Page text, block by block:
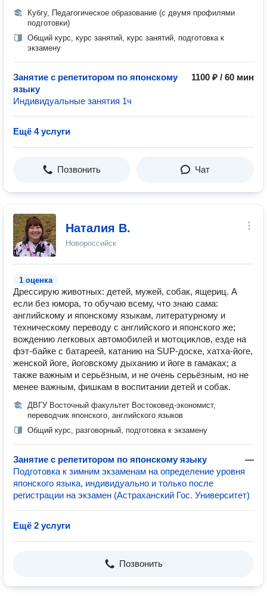
Кубгу, Педагогическое образование (с двумя профилями
подготовки)
Общий курс, курс занятий, курс занятий, подготовка к
экзамену
Занятие с репетитором по японскому
языку
1100 ₽ / 60 мин
Индивидуальные занятия 1ч
Ещё 4 услуги
Позвонить Чат
Наталия В.
Новороссийск
1 оценка
Дрессирую животных: детей, мужей, собак, ящериц. А
если без юмора, то обучаю всему, что знаю сама:
английскому и японскому языкам, литературному и
техническому переводу с английского и японского же;
вождению легковых автомобилей и мотоциклов, езде на
фэт-байке с батареей, катанию на SUP-доске, хатха-йоге,
женской йоге, йоговскому дыханию и йоге в гамаках; а
также важным и серьёзным, и не очень серьёзным, но не
менее важным, фишкам в воспитании детей и собак.
ДВГУ Восточный факультет Востоковед-экономист,
переводчик японского, английского языков
Общий курс, разговорный, подготовка к экзамену
Занятие с репетитором по японскому языку
—
Подготовка к зимним экзаменам на определение уровня
японского языка, индивидуально и только после
регистрации на экзамен (Астраханский Гос. Университет)
Ещё 2 услуги
Позвонить